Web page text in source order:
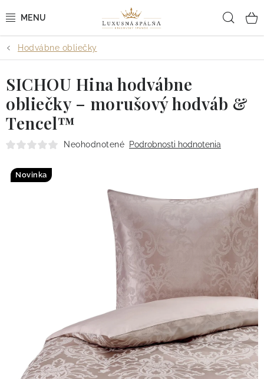
na
POSTEĽNÉ OBLIEČKY
POSTEĽNÉ PLACHTY
PREHOZY A PAPLÓNY
VANKÚŠE A OBLIEČKY
BYTOVÝ TEXTIL
Kontakt
Podmienky ochrany osobných údajov
Reklamačný poriadok
Vrátenie tovaru
Hodvábne obliečky
SICHOU Hina hodvábne
obliečky – morušový hodváb &
Tencel™
Neohodnotené Podrobnosti hodnotenia
Novinka